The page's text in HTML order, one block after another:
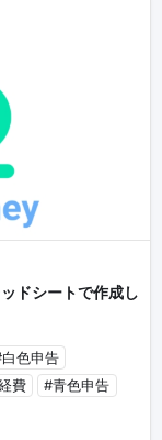
ドシートで作成し
色申告
費
#青色申告